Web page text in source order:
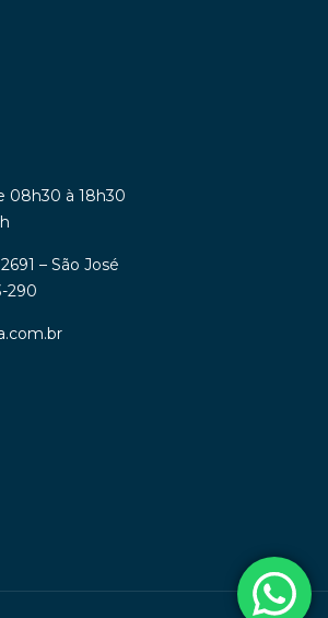
08h30 à 18h30
– São José
290